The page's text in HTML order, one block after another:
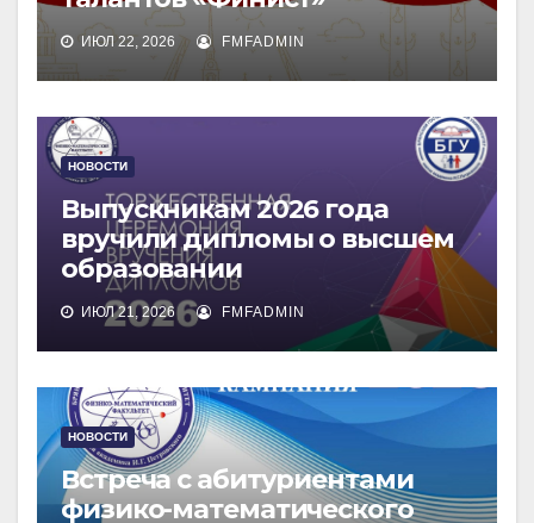
ИЮЛ 22, 2026 FMFADMIN
НОВОСТИ
Выпускникам 2026 года
вручили дипломы о высшем
образовании
ИЮЛ 21, 2026 FMFADMIN
НОВОСТИ
Встреча с абитуриентами
физико-математического